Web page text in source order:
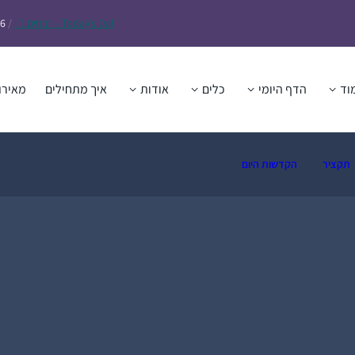
Today’s Daf – זבחים נ״ו /
הדף היומי כלים אודות איך מתחילים
תקציר הקדשות היום